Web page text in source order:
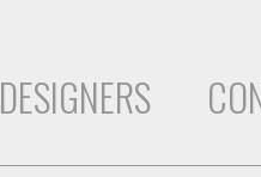
DESIGNERS